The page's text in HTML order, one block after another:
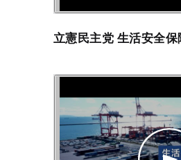
立憲民主党 生活安全保